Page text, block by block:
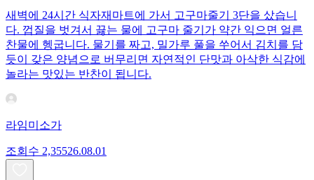
새벽에 24시간 식자재마트에 가서 고구마줄기 3단을 샀습니
다. 껍질을 벗겨서 끓는 물에 고구마 줄기가 약간 익으면 얼른
찬물에 헹굽니다. 물기를 짜고, 밀가루 풀을 쑤어서 김치를 담
듯이 갖은 양념으로 버무리면 자연적인 단맛과 아삭한 식감에
놀라는 맛있는 반찬이 됩니다.
라임미소가
조회수 2,35526.08.01